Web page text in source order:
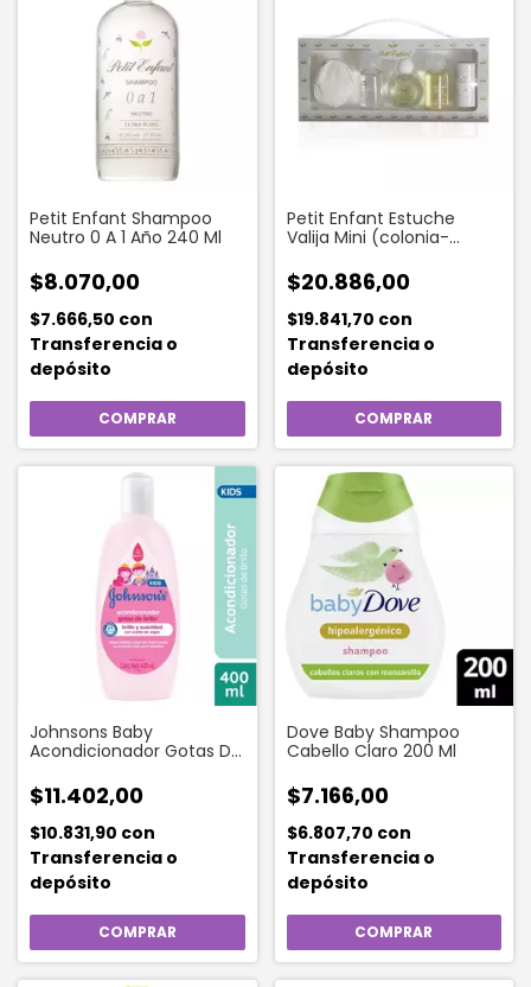
Petit Enfant Shampoo
Neutro 0 A 1 Año 240 Ml
$8.070,00
$7.666,50 con
Transferencia o
depósito
Petit Enfant Estuche
Valija Mini (colonia-
jabon-shampoo De 0a1)
$20.886,00
$19.841,70 con
Transferencia o
depósito
Johnsons Baby
Acondicionador Gotas De
$11.402,00
$10.831,90 con
Transferencia o
depósito
Dove Baby Shampoo
Cabello Claro 200 Ml
$7.166,00
$6.807,70 con
Transferencia o
depósito